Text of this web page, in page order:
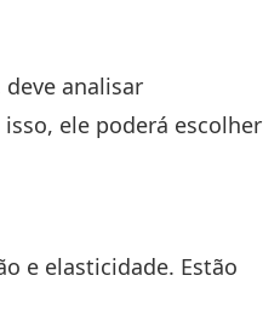
analisar
ele poderá escolher
e elasticidade. Estão